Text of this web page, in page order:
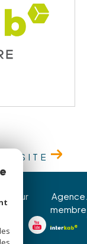
SITE
sur
Agence
membre